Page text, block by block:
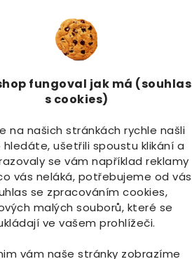
fungoval jak má (souhlas
s cookies)
na našich stránkách rychle našli
hledáte, ušetřili spoustu klikání a
se vám například reklamy
vás neláká, potřebujeme od vás
se zpracováním cookies,
malých souborů, které se
ve vašem prohlížeči.
vám naše stránky zobrazíme
+420 736 708 220